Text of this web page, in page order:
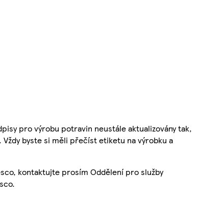
pro výrobu potravin neustále aktualizovány tak,
byste si měli přečíst etiketu na výrobku a
kontaktujte prosím Oddělení pro služby